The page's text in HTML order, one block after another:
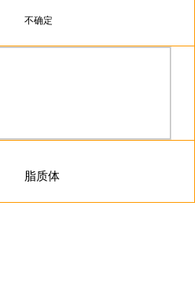
不确定
脂质体